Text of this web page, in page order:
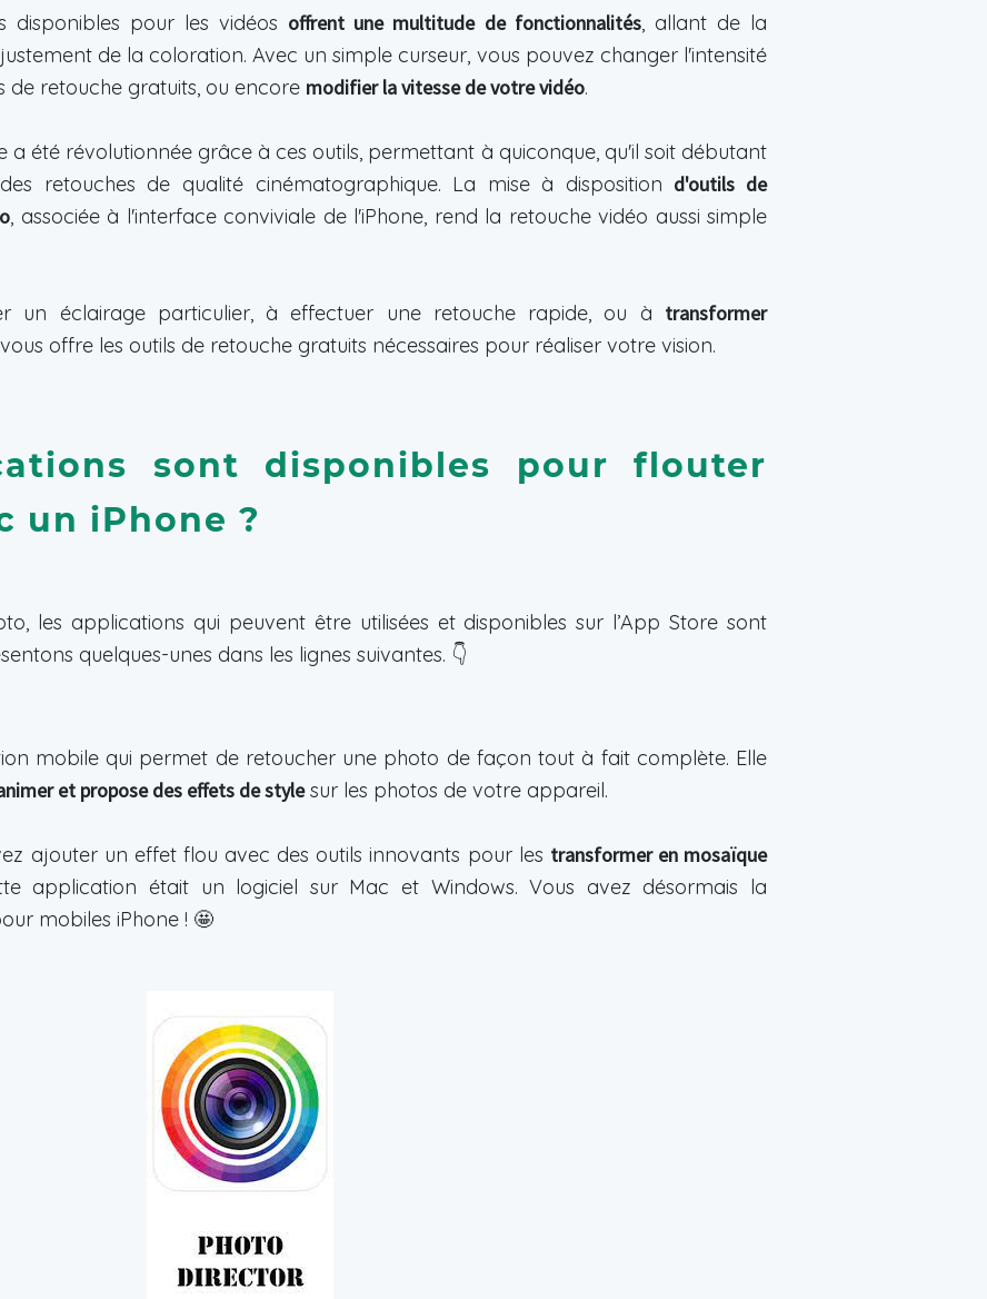
disponibles pour les vidéos offrent une multitude de fonctionnalités, allant de la
de la coloration. Avec un simple curseur, vous pouvez changer l'intensité
de retouche gratuits, ou encore modifier la vitesse de votre vidéo.
a été révolutionnée grâce à ces outils, permettant à quiconque, qu'il soit débutant
retouches de qualité cinématographique. La mise à disposition d'outils de
, associée à l'interface conviviale de l'iPhone, rend la retouche vidéo aussi simple
un éclairage particulier, à effectuer une retouche rapide, ou à transformer
offre les outils de retouche gratuits nécessaires pour réaliser votre vision.
sont disponibles pour flouter
un iPhone ?
les applications qui peuvent être utilisées et disponibles sur l’App Store sont
quelques-unes dans les lignes suivantes. 👇
mobile qui permet de retoucher une photo de façon tout à fait complète. Elle
et propose des effets de stylesur les photos de votre appareil.
ajouter un effet flou avec des outils innovants pour les transformer en mosaïque
application était un logiciel sur Mac et Windows. Vous avez désormais la
mobiles iPhone ! 🤩